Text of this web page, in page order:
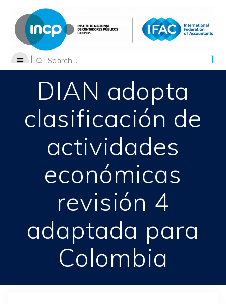
content
Search
for:
DIAN adopta
clasificación de
actividades
económicas
revisión 4
adaptada para
Colombia